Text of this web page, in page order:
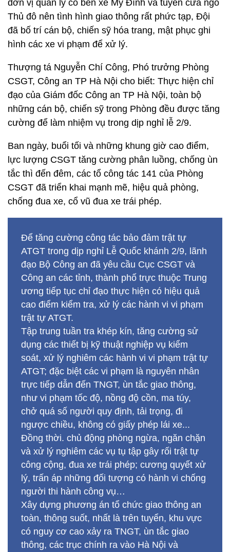
đơn vị quản lý có bến xe Mỹ Đình và tuyến cửa ngõ
Thủ đô nên tình hình giao thông rất phức tạp, Đội
đã bố trí cán bộ, chiến sỹ hóa trang, mật phục ghi
hình các xe vi phạm để xử lý.
Thượng tá Nguyễn Chí Công, Phó trưởng Phòng
CSGT, Công an TP Hà Nội cho biết: Thực hiện chỉ
đạo của Giám đốc Công an TP Hà Nội, toàn bộ
những cán bộ, chiến sỹ trong Phòng đều được tăng
cường để làm nhiệm vụ trong dịp nghỉ lễ 2/9.
Ban ngày, buổi tối và những khung giờ cao điểm,
lực lượng CSGT tăng cường phân luồng, chống ùn
tắc thì đến đêm, các tổ công tác 141 của Phòng
CSGT đã triển khai mạnh mẽ, hiệu quả phòng,
chống đua xe, cổ vũ đua xe trái phép.
Để tăng cường công tác bảo đảm trật tự
ATGT trong dịp nghỉ Lễ Quốc khánh 2/9, lãnh
đạo Bộ Công an đã yêu cầu Cục CSGT và
Công an các tỉnh, thành phố trực thuộc Trung
ương tiếp tục chỉ đạo thực hiện có hiệu quả
cao điểm kiểm tra, xử lý các hành vi vi phạm
trật tự ATGT.
Tập trung tuần tra khép kín, tăng cường sử
dụng các thiết bị kỹ thuật nghiệp vụ kiểm
soát, xử lý nghiêm các hành vi vi phạm trật tự
ATGT; đặc biệt các vi phạm là nguyên nhân
trực tiếp dẫn đến TNGT, ùn tắc giao thông,
như vi phạm tốc độ, nồng độ cồn, ma túy,
chở quá số người quy định, tải trọng, đi
ngược chiều, không có giấy phép lái xe...
Đồng thời. chủ động phòng ngừa, ngăn chặn
và xử lý nghiêm các vụ tụ tập gây rối trật tự
công cộng, đua xe trái phép; cương quyết xử
lý, trấn áp những đối tượng có hành vi chống
người thi hành công vụ…
Xây dựng phương án tổ chức giao thông an
toàn, thông suốt, nhất là trên tuyển, khu vực
có nguy cơ cao xảy ra TNGT, ùn tắc giao
thông, các trục chính ra vào Hà Nội và